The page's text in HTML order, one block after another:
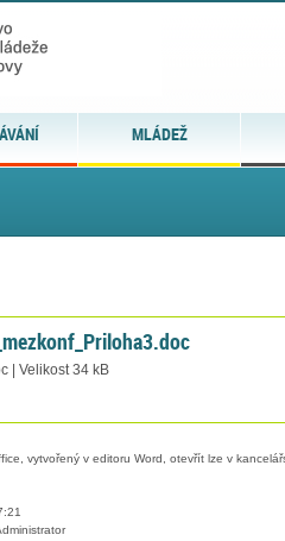
MLÁDEŽ
| Velikost 34 kB
vytvořený v editoru Word, otevřít lze v